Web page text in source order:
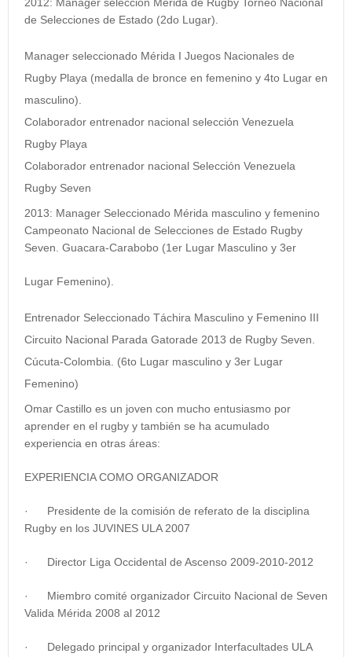
2012: Manager selección Mérida de Rugby Torneo Nacional
de Selecciones de Estado (2do Lugar).
Manager seleccionado Mérida I Juegos Nacionales de
Rugby Playa (medalla de bronce en femenino y 4to Lugar en
masculino).
Colaborador entrenador nacional selección Venezuela
Rugby Playa
Colaborador entrenador nacional Selección Venezuela
Rugby Seven
2013: Manager Seleccionado Mérida masculino y femenino
Campeonato Nacional de Selecciones de Estado Rugby
Seven. Guacara-Carabobo (1er Lugar Masculino y 3er
Lugar Femenino).
Entrenador Seleccionado Táchira Masculino y Femenino III
Circuito Nacional Parada Gatorade 2013 de Rugby Seven.
Cúcuta-Colombia. (6to Lugar masculino y 3er Lugar
Femenino)
Omar Castillo es un joven con mucho entusiasmo por
aprender en el rugby y también se ha acumulado
experiencia en otras áreas:
EXPERIENCIA COMO ORGANIZADOR
· Presidente de la comisión de referato de la disciplina
Rugby en los JUVINES ULA 2007
· Director Liga Occidental de Ascenso 2009-2010-2012
· Miembro comité organizador Circuito Nacional de Seven
Valida Mérida 2008 al 2012
· Delegado principal y organizador Interfacultades ULA